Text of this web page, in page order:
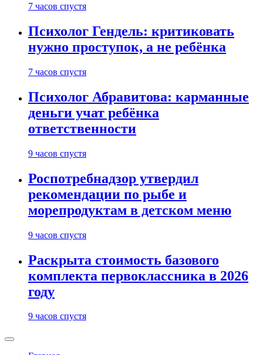
7 часов спустя
Психолог Гендель: критиковать
нужно проступок, а не ребёнка
7 часов спустя
Психолог Абравитова: карманные
деньги учат ребёнка
ответственности
9 часов спустя
Роспотребнадзор утвердил
рекомендации по рыбе и
морепродуктам в детском меню
9 часов спустя
Раскрыта стоимость базового
комплекта первоклассника в 2026
году
9 часов спустя